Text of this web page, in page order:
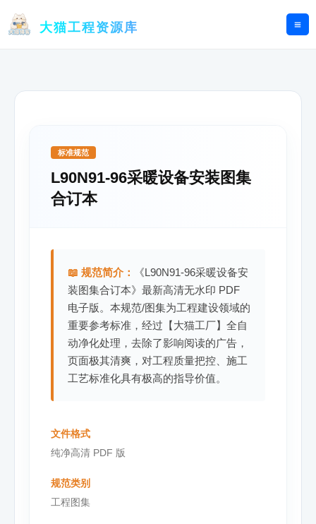
大猫工程资源库
标准规范
L90N91-96采暖设备安装图集
合订本
📖 规范简介：
《L90N91-96采暖设备安
装图集合订本》最新高清无水印 PDF
电子版。本规范/图集为工程建设领域的
重要参考标准，经过【大猫工厂】全自
动净化处理，去除了影响阅读的广告，
页面极其清爽，对工程质量把控、施工
工艺标准化具有极高的指导价值。
文件格式
纯净高清 PDF 版
规范类别
工程图集